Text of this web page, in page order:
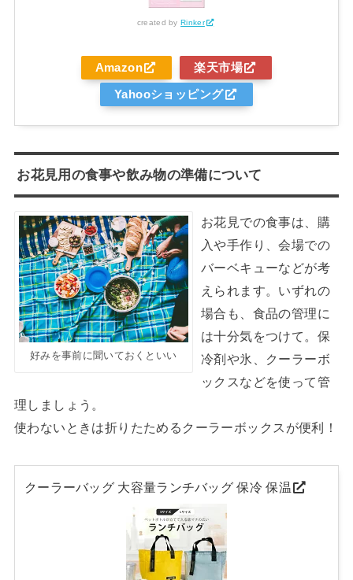
created byRinker
Amazon 楽天市場
Yahooショッピング
お花見用の食事や飲み物の準備について
好みを事前に聞いておくといい
お花見での食事は、購
入や手作り、会場での
バーベキューなどが考
えられます。いずれの
場合も、食品の管理に
は十分気をつけて。保
冷剤や氷、クーラーボ
ックスなどを使って管
理しましょう。
使わないときは折りたためるクーラーボックスが便利！
クーラーバッグ 大容量ランチバッグ 保冷 保温